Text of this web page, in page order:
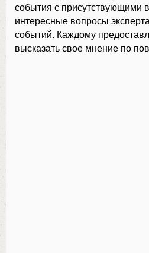
события с присутствующими
интересные вопросы
событий. Каждому
высказать свое мнение по